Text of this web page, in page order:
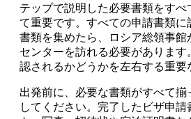
テップで説明した必要書類をすべ
て重要です。すべての申請書類に
書類を集めたら、ロシア総領事館
センターを訪れる必要があります
認されるかどうかを左右する重要
出発前に、必要な書類がすべて
してください。完了したビザ申